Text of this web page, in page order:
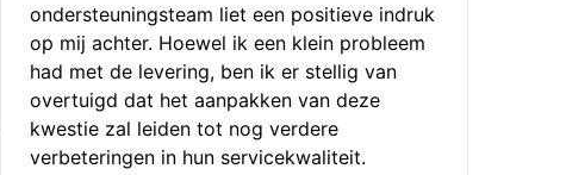
ondersteuningsteam liet een positieve indruk
op mij achter. Hoewel ik een klein probleem
had met de levering, ben ik er stellig van
overtuigd dat het aanpakken van deze
kwestie zal leiden tot nog verdere
verbeteringen in hun servicekwaliteit.